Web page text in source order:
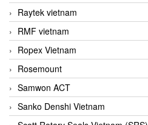
Raytek vietnam
RMF vietnam
Ropex Vietnam
Rosemount
Samwon ACT
Sanko Denshi Vietnam